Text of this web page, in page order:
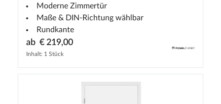
Drückergarnitur
Moderne Zimmertür
Maße & DIN-Richtung wählbar
Rundkante
ab € 219,00
Inhalt: 1 Stück